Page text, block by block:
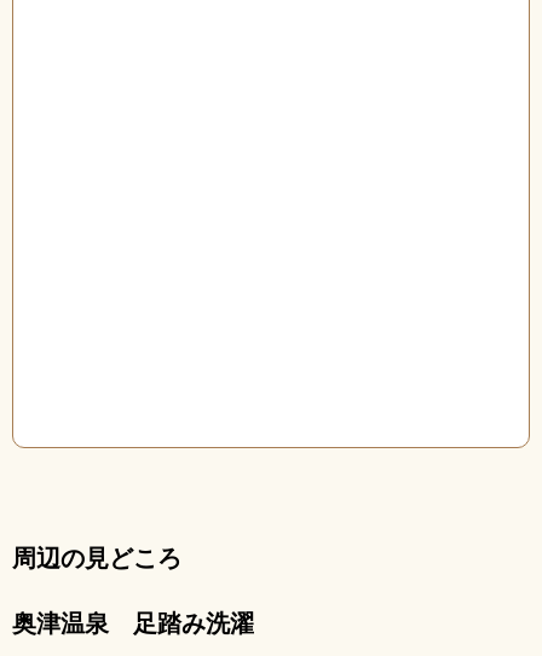
周辺の見どころ
奥津温泉 足踏み洗濯